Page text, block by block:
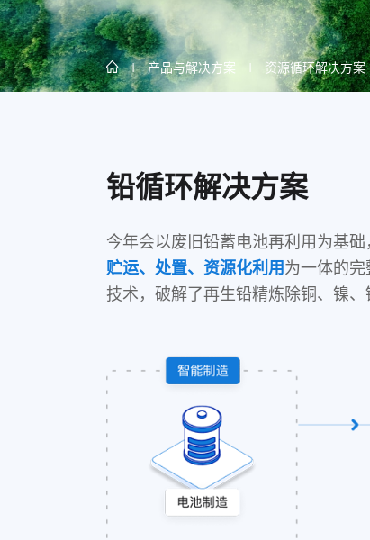
产品与解决方案 资源循环解决方案
铅循环解决方案
今年会以废旧铅蓄电池再利用为基
贮运、处置、资源化利用为一体的
技术，破解了再生铅精炼除铜、镍、